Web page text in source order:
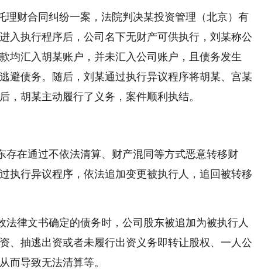
理财合同纠纷一案，法院判决某投资管理（北京）有
入执行程序后，公司名下无财产可供执行，刘某称公
均汇入胡某账户，并未汇入公司账户，且债务发生
避债务。随后，刘某通过执行异议程序将胡某、宫某
，胡某主动履行了义务，案件顺利执结。
存在通过不依法清算、财产混同等方式恶意转移财
执行异议程序，依法追加变更被执行人，追回被转移
律文书确定的债务时，公司股东被追加为被执行人
、抽逃出资或者未履行出资义务即转让股权、一人公
而导致无法清算等。